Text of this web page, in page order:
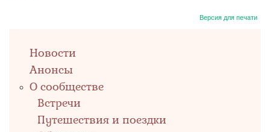
Версия для печати
upНовости
Анонсы
О сообществе
Встречи
Путешествия и поездки